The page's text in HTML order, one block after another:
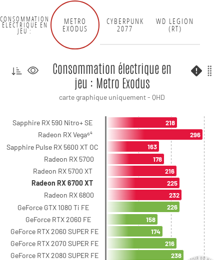
CONSOMMATION
ÉLECTRIQUE EN
JEU :
METRO
EXODUS
CYBERPUNK
2077
WD LEGION
(RT)
Consommation électrique en
jeu : Metro Exodus
carte graphique uniquement - QHD
Sapphire RX 590 Nitro+ SE
Radeon RX Vega⁶⁴
Sapphire Pulse RX 5600 XT OC
Radeon RX 5700
Radeon RX 5700 XT
Radeon RX 6700 XT
Radeon RX 6800
GeForce GTX 1080 Ti FE
GeForce RTX 2060 FE
GeForce RTX 2060 SUPER FE
GeForce RTX 2070 SUPER FE
GeForce RTX 2080 SUPER FE
218
296
163
178
216
225
232
226
158
174
216
238